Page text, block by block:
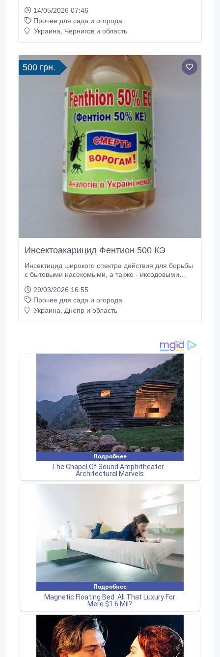
покраска. Опрыскиватель оснащен маятниковой
стабилизацией, параллелограмная подвеска,
механизм защиты шланга. Бак защищен он
14/05/2026 07:46
Прочее для сада и огорода
Украина, Чернигов и область
500 грн.
Инсектоакарицид Фентион 500 КЭ
Инсектицид широкого спектра действия для борьбы
с бытовыми насекомыми, а также - иксодовыми
(адаптации) к данному препарату. ДВ - фентион
50% В отличие от других групп инсектицидов - не
теряет эффективность при высоких температурах
ДВ, что соответствует 0, 7% - 2, 0% по препарату.
29/03/2026 16:55
Прочее для сада и огорода
Украина, Днепр и область